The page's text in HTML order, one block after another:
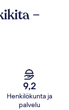
–
9,2
Henkilökunta ja
palvelu